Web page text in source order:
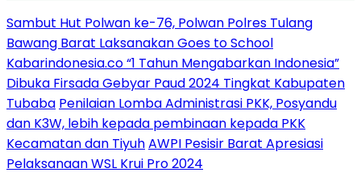
Sambut Hut Polwan ke-76, Polwan Polres Tulang
Bawang Barat Laksanakan Goes to School
Kabarindonesia.co “1 Tahun Mengabarkan Indonesia”
Dibuka Firsada Gebyar Paud 2024 Tingkat Kabupaten
Tubaba Penilaian Lomba Administrasi PKK, Posyandu
dan K3W, lebih kepada pembinaan kepada PKK
Kecamatan dan TiyuhAWPI Pesisir Barat Apresiasi
Pelaksanaan WSL Krui Pro 2024